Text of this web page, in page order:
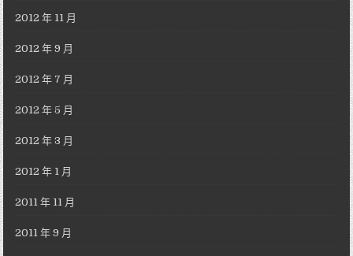
2012 年 11 月
2012 年 9 月
2012 年 7 月
2012 年 5 月
2012 年 3 月
2012 年 1 月
2011 年 11 月
2011 年 9 月